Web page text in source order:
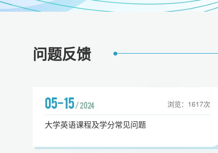
问题反馈
05-15/ 2024 浏览： 1617次
大学英语课程及学分常见问题